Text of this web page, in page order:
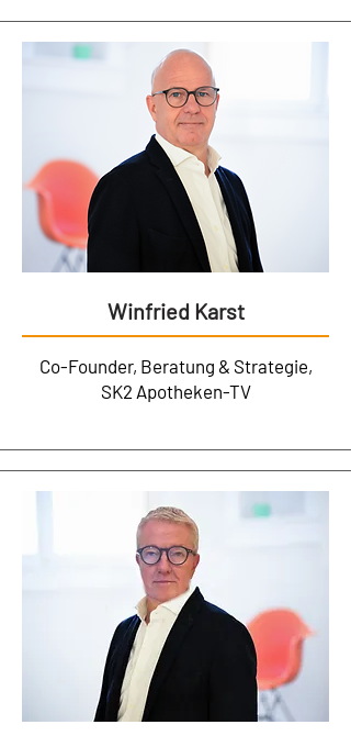
Winfried Karst
Co-Founder, Beratung & Strategie,
SK2 Apotheken-TV